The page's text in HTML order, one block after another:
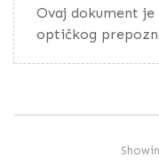
Ovaj dokument
optičkog